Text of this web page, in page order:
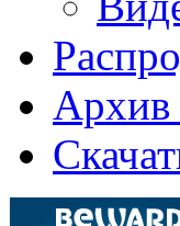
Архив